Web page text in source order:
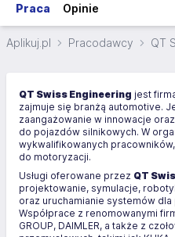
Praca Opinie
Aplikuj.pl Pracodawcy QT
QT Swiss Engineering jest
zajmuje się branżą automotive.
zaangażowanie w innowacje
do pojazdów silnikowych. W
wykwalifikowanych
do motoryzacji.
Usługi oferowane przez QT
projektowanie, symulacje,
oraz uruchamianie systemów
Współprace z renomowanymi
GROUP, DAIMLER, a także z